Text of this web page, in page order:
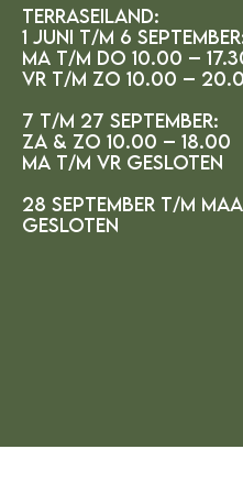
Terraseiland:
1 juni t/m 6
ma t/m do 10.00 –
vr t/m zo 10.00 –
7 t/m 27 september:
za & zo 10.00 – 18.00
ma t/m vr gesloten
28 september t/m
gesloten